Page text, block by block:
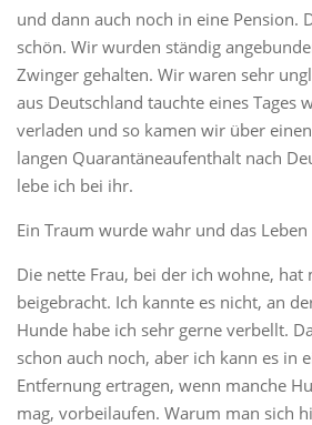
und dann auch noch in eine Pension.
schön. Wir wurden ständig
Zwinger gehalten. Wir waren sehr
aus Deutschland tauchte eines Tages
verladen und so kamen wir über
langen Quarantäneaufenthalt nach
lebe ich bei ihr.
Ein Traum wurde wahr und das
Die nette Frau, bei der ich wohne,
beigebracht. Ich kannte es nicht, an
Hunde habe ich sehr gerne verbellt.
schon auch noch, aber ich kann es in
Entfernung ertragen, wenn manche
mag, vorbeilaufen. Warum man sich